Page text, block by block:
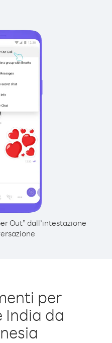
Out” dall’intestazione
per
India da